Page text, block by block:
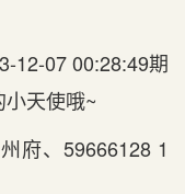
12-07 00:28:49期
天使哦~
府、59666128 1